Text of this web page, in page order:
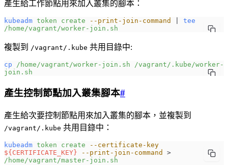
產生給工作節點用來加入叢集的腳本：
kubeadm token create --print-join-command
tee
/home/vagrant/worker-join.sh
複製到 /vagrant/.kube 共用目錄中:
cp /home/vagrant/worker-join.sh /vagrant/.kube/worker-
join.sh
產生控制節點加入叢集腳本#
產生給次要控制節點用來加入叢集的腳本，並複製到
/vagrant/.kube 共用目錄中：
kubeadm token create --certificate-key
${ CERTIFICATE_KEY } --print-join-command
/home/vagrant/master-join.sh